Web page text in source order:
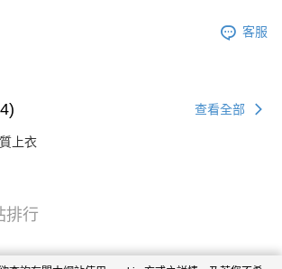
客服
查看全部
上衣
排行